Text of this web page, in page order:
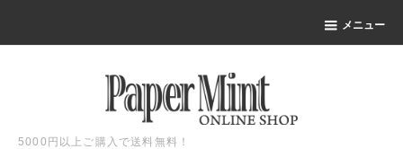
メニュー
5000円以上ご購入で送料無料！